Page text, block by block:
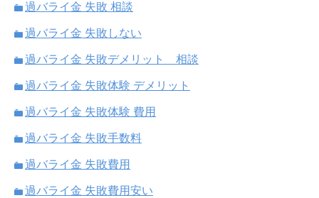
過バライ金 失敗 相談
過バライ金 失敗しない
過バライ金 失敗デメリット 相談
過バライ金 失敗体験 デメリット
過バライ金 失敗体験 費用
過バライ金 失敗手数料
過バライ金 失敗費用
過バライ金 失敗費用安い